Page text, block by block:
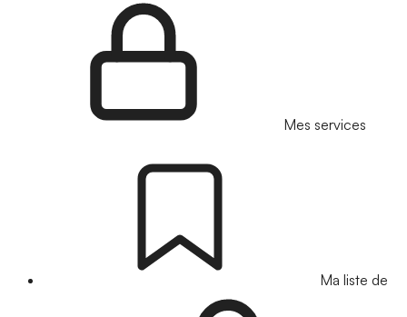
Mes services
Ma liste de